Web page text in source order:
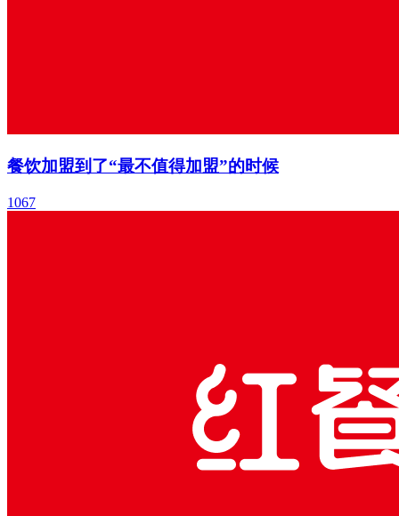
餐饮加盟到了“最不值得加盟”的时候
1067